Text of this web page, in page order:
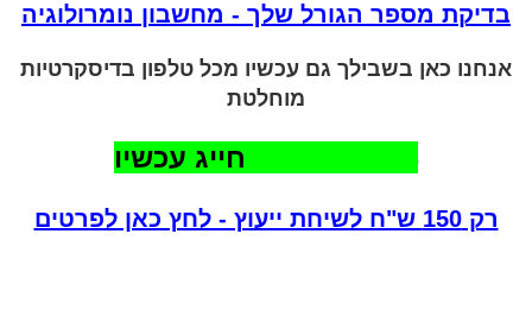
בדיקת מספר הגורל שלך - מחשבון נומרולוגיה
אנחנו כאן בשבילך גם עכשיו מכל טלפון בדיסקרטיות
מוחלטת
רק 150 ש"ח לשיחת ייעוץ - לחץ כאן לפרטים